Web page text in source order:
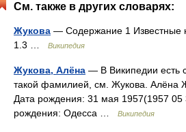
См. также в других словарях:
Жукова — Содержание 1 Известные
1.3 …
Википедия
Жукова, Алёна — В Википедии есть
такой фамилией, см. Жукова. Алёна
Дата рождения: 31 мая 1957(1957 05
рождения: Одесса …
Википедия